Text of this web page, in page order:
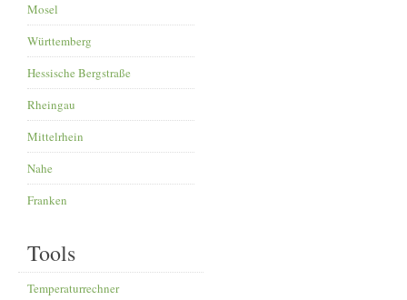
Mosel
Württemberg
Hessische Bergstraße
Rheingau
Mittelrhein
Nahe
Franken
Tools
Temperaturrechner